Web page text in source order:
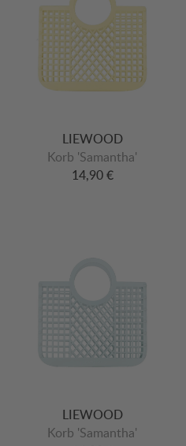
LIEWOOD
Korb 'Samantha'
14,90 €
LIEWOOD
Korb 'Samantha'